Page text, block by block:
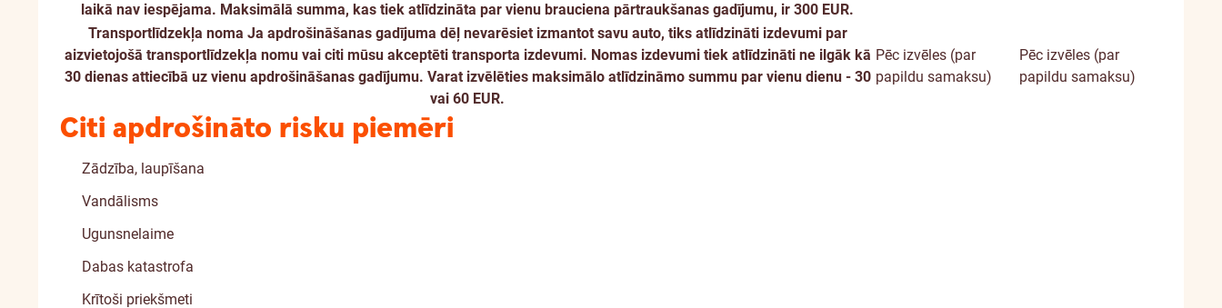
laikā nav iespējama. Maksimālā summa, kas tiek atlīdzināta par vienu brauciena pārtraukšanas gadījumu, ir 300 EUR.
Transportlīdzekļa noma Ja apdrošināšanas gadījuma dēļ nevarēsiet izmantot savu auto, tiks atlīdzināti izdevumi par
aizvietojošā transportlīdzekļa nomu vai citi mūsu akceptēti transporta izdevumi. Nomas izdevumi tiek atlīdzināti ne ilgāk kā
30 dienas attiecībā uz vienu apdrošināšanas gadījumu. Varat izvēlēties maksimālo atlīdzināmo summu par vienu dienu - 30
vai 60 EUR.
Pēc izvēles (par
papildu samaksu)
Pēc izvēles (par
papildu samaksu)
Citi apdrošināto risku piemēri
Zādzība, laupīšana
Vandālisms
Ugunsnelaime
Dabas katastrofa
Krītoši priekšmeti